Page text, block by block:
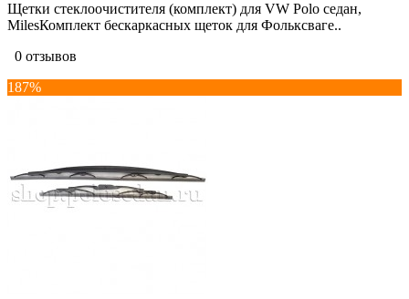
Щетки стеклоочистителя (комплект) для VW Polo седан,
MilesКомплект бескаркасных щеток для Фольксваге..
0 отзывов
187%